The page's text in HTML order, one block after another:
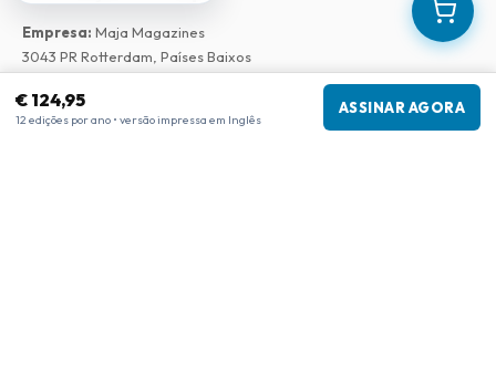
€ 124,95
12 edições por ano • versão impressa em Inglês
ASSINAR AGORA
Empresa: Maja Magazines
3043 PR Rotterdam, Países Baixos
Câmara de Comércio